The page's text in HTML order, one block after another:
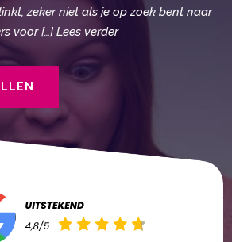
zeker niet als je op zoek bent naar
voor […] Lees verder